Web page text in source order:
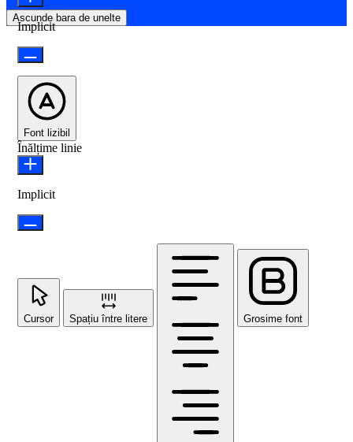
Ascunde bara de unelte
Implicit
Font lizibil
Înălțime linie
Implicit
Cursor Spațiu între litere Grosime font